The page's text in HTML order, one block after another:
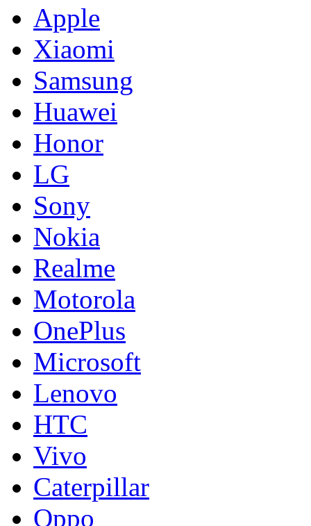
Apple
Xiaomi
Samsung
Huawei
Honor
LG
Sony
Nokia
Realme
Motorola
OnePlus
Microsoft
Lenovo
HTC
Vivo
Caterpillar
Oppo